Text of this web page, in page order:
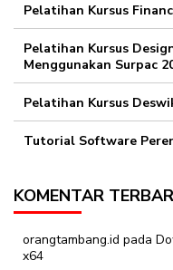
Pelatihan Kursus
Pelatihan Kursus
Menggunakan Surpac
Pelatihan Kursus
Tutorial Software
KOMENTAR
orangtambang.id pada
x64